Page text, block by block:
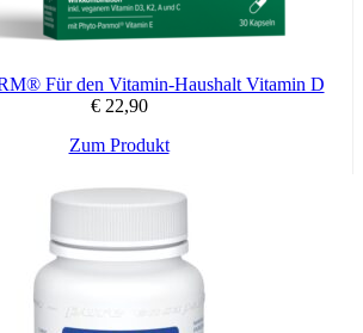
stellen keinen Ersatz für eine
dar. Die angegebene empfohlene Tagesdosis
Kinder unerreichbar aufbewahren.
Für den Vitamin-Haushalt Vitamin D
€22,90
Zum Produkt